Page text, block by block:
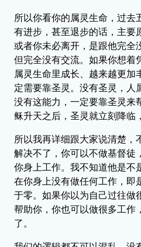
所以你看你的属灵生命，过去
有进步，甚至退步的话，主要
或者你未必离开，是跟他完全
但完全没有交流。如果你想着
属灵生命里成长、越来越更加
定需要靠圣灵。没有圣灵，人
没有这能力，一定要靠圣灵来
稣升天之后，圣灵就立刻降临
所以我再详细跟大家说清楚，
解决不了，你可以不做基督徒
你身上工作。我不知道他是不
在你身上没有做任何工作，即
于零。如果你以为自己过往做
帮助你，你也可以做很多工作
了。